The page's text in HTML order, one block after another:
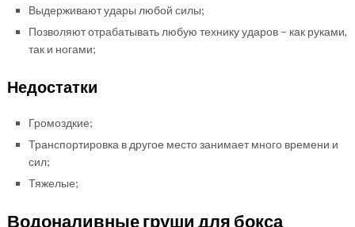
Выдерживают удары любой силы;
Позволяют отрабатывать любую технику ударов – как руками,
так и ногами;
Недостатки
Громоздкие;
Транспортировка в другое место занимает много времени и
сил;
Тяжелые;
Водоналивные груши для бокса